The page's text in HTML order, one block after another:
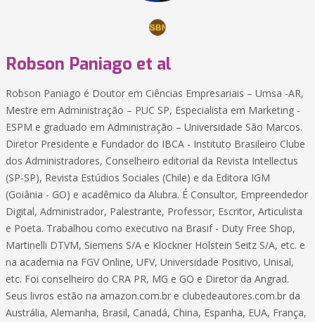
Robson Paniago et al
Robson Paniago é Doutor em Ciências Empresariais – Umsa -AR,
Mestre em Administração – PUC SP, Especialista em Marketing -
ESPM e graduado em Administração – Universidade São Marcos.
Diretor Presidente e Fundador do IBCA - Instituto Brasileiro Clube
dos Administradores, Conselheiro editorial da Revista Intellectus
(SP-SP), Revista Estúdios Sociales (Chile) e da Editora IGM
(Goiânia - GO) e acadêmico da Alubra. É Consultor, Empreendedor
Digital, Administrador, Palestrante, Professor, Escritor, Articulista
e Poeta. Trabalhou como executivo na Brasif - Duty Free Shop,
Martinelli DTVM, Siemens S/A e Klockner Holstein Seitz S/A, etc. e
na academia na FGV Online, UFV, Universidade Positivo, Unisal,
etc. Foi conselheiro do CRA PR, MG e GO e Diretor da Angrad.
Seus livros estão na amazon.com.br e clubedeautores.com.br da
Austrália, Alemanha, Brasil, Canadá, China, Espanha, EUA, França,